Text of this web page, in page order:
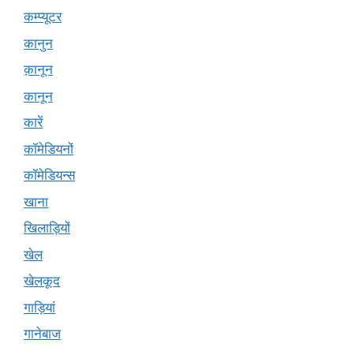
कम्प्यूटर
कानुन
क़ानून
कानून
कारें
कॉमेडियनों
कॉमेडियन्स
खाना
खिलाड़ियों
खेल
खेलकूद
गाड़ियां
गानेबाज